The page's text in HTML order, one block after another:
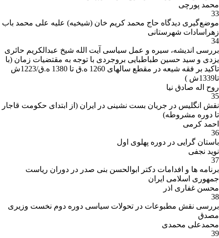
محمد پورچی
33
موضع‌گیری دیدگاه حاج محمد کریم خان (شیخیه) علیه علی محمد باب
زهراسادات شهرستانی
34
بررسی اندیشه، سیره و عمل سیاسی آیت الله شیخ عبدالکریم حائری
یزدی و سید حسین طباطبایی بروجردی با توجه به مقتضیات زمان (با
تاکید بر فقه شیعه در مقطع سالهای 1260 ه.ق تا 1380 ه.ق/1223ش
تا1339ش )
روح اله صادق نیا
35
نقش انگلیس در جریان بست نشینی در ایران (از ابتدای حکومت قاجار
تا دوره مشروطه)
احمد کرمی
36
باستان گرایی در دوره پهلوی اول
نوید نجفی
37
برنامه ها و افدامات دکتر ابوالحسن بنی صدر در دوران ریاست
جمهوری اسلامی ایران
محسن غفاری اذر
38
بررسی نقش مطبوعات در تحولات سیاسی دوره دوم نخست وزیری
مصدق
محمدعلی محمدی
39